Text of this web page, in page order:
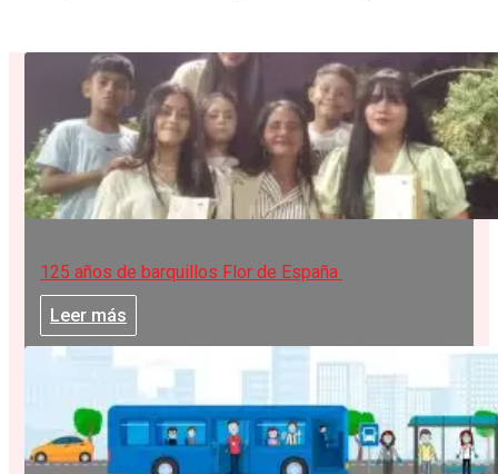
125 años de barquillos Flor de España
Leer más